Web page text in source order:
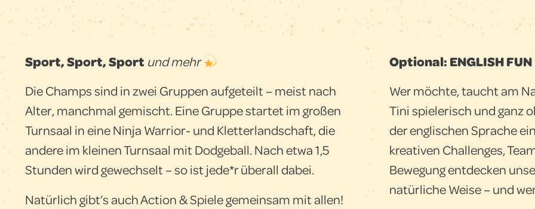
Sport, Sport, Sport und mehr
Die Champs sind in zwei Gruppen aufgeteilt – meist nach
Alter, manchmal gemischt. Eine Gruppe startet im großen
Turnsaal in eine Ninja Warrior- und Kletterlandschaft, die
andere im kleinen Turnsaal mit Dodgeball. Nach etwa 1,5
Stunden wird gewechselt – so ist jede*r überall dabei.
Natürlich gibt’s auch Action & Spiele gemeinsam mit allen!
Optional: ENGLISH FUN
Wer möchte, taucht am
Tini spielerisch und ganz
der englischen Sprache
kreativen Challenges,
Bewegung entdecken
natürliche Weise – und